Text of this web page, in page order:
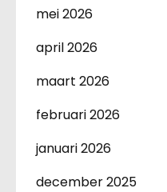
mei 2026
april 2026
maart 2026
februari 2026
januari 2026
december 2025